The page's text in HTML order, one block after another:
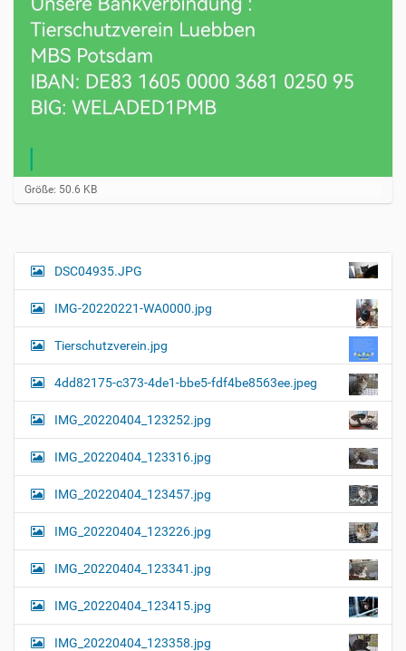
Z
e
e
i
l
r
e
…
Größe: 50.6 KB
N
i
g
a
t
i
o
n
DSC04935.JPG
IMG-20220221-WA0000.jpg
Tierschutzverein.jpg
4dd82175-c373-4de1-bbe5-fdf4be8563ee.jpeg
IMG_20220404_123252.jpg
IMG_20220404_123316.jpg
IMG_20220404_123457.jpg
IMG_20220404_123226.jpg
IMG_20220404_123341.jpg
IMG_20220404_123415.jpg
IMG_20220404_123358.jpg